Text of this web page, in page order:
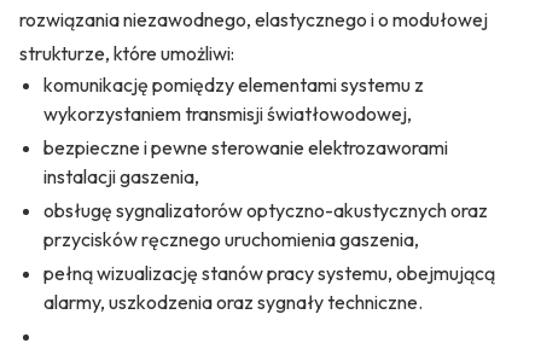
rozwiązania niezawodnego, elastycznego i o modułowej
strukturze, które umożliwi:
komunikację pomiędzy elementami systemu z
wykorzystaniem transmisji światłowodowej,
bezpieczne i pewne sterowanie elektrozaworami
instalacji gaszenia,
obsługę sygnalizatorów optyczno-akustycznych oraz
przycisków ręcznego uruchomienia gaszenia,
pełną wizualizację stanów pracy systemu, obejmującą
alarmy, uszkodzenia oraz sygnały techniczne.